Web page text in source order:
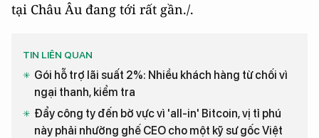
tại Châu Âu đang tới rất gần./.
TIN LIÊN QUAN
Gói hỗ trợ lãi suất 2%: Nhiều khách hàng từ chối vì
ngại thanh, kiểm tra
Đẩy công ty đến bờ vực vì 'all-in' Bitcoin, vị tỉ phú
này phải nhường ghế CEO cho một kỹ sư gốc Việt